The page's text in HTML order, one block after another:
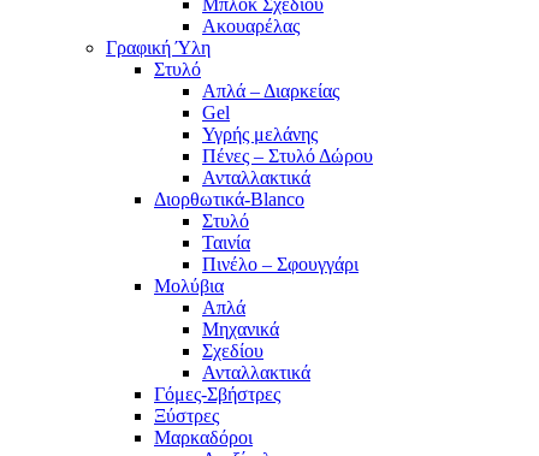
Μπλόκ Σχεδίου
Ακουαρέλας
Γραφική Ύλη
Στυλό
Απλά – Διαρκείας
Gel
Υγρής μελάνης
Πένες – Στυλό Δώρου
Ανταλλακτικά
Διορθωτικά-Blanco
Στυλό
Ταινία
Πινέλο – Σφουγγάρι
Μολύβια
Απλά
Μηχανικά
Σχεδίου
Ανταλλακτικά
Γόμες-Σβήστρες
Ξύστρες
Μαρκαδόροι